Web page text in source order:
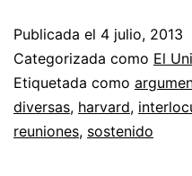
Publicada el 4 julio, 2013
Categorizada como El
Etiquetada como
diversas, harvard,
reuniones, sostenido